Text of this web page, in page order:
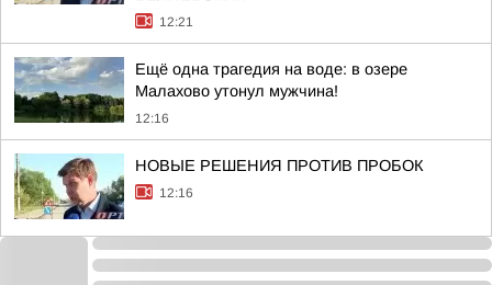
12:21
Ещё одна трагедия на воде: в озере
Малахово утонул мужчина!
12:16
НОВЫЕ РЕШЕНИЯ ПРОТИВ ПРОБОК
12:16